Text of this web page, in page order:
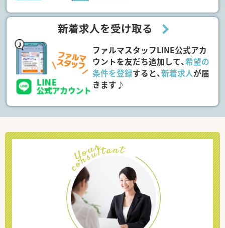
新着求人を受け取る
ファルマスタッフLINE公式アカ
ウントを友だち追加して、希望の
条件を登録すると、新着求人が届
きます♪